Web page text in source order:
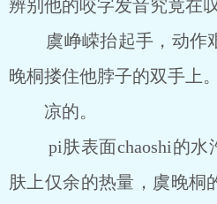
辨别他的咬字发音究竟在
虞峥嵘抬起手，动作
晚桐搂住他脖子的双手上。
凉的。
pi肤表面chaoshi的水
肤上仅余的热量，虞晚桐